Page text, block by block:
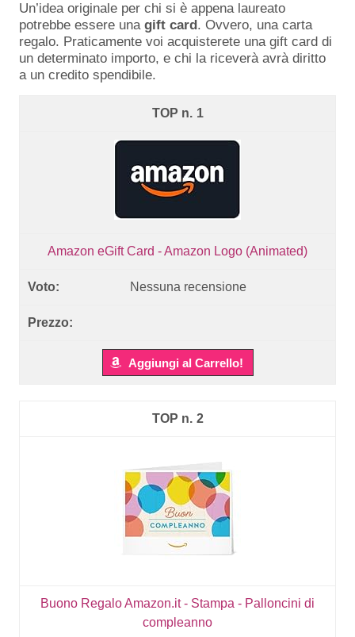
Un’idea originale per chi si è appena laureato
potrebbe essere una gift card . Ovvero, una carta
regalo. Praticamente voi acquisterete una gift card di
un determinato importo, e chi la riceverà avrà diritto
a un credito spendibile.
1
Amazon eGift Card - Amazon Logo (Animated)
Nessuna recensione
Aggiungi al Carrello!
2
Buono Regalo Amazon.it - Stampa - Palloncini di
compleanno